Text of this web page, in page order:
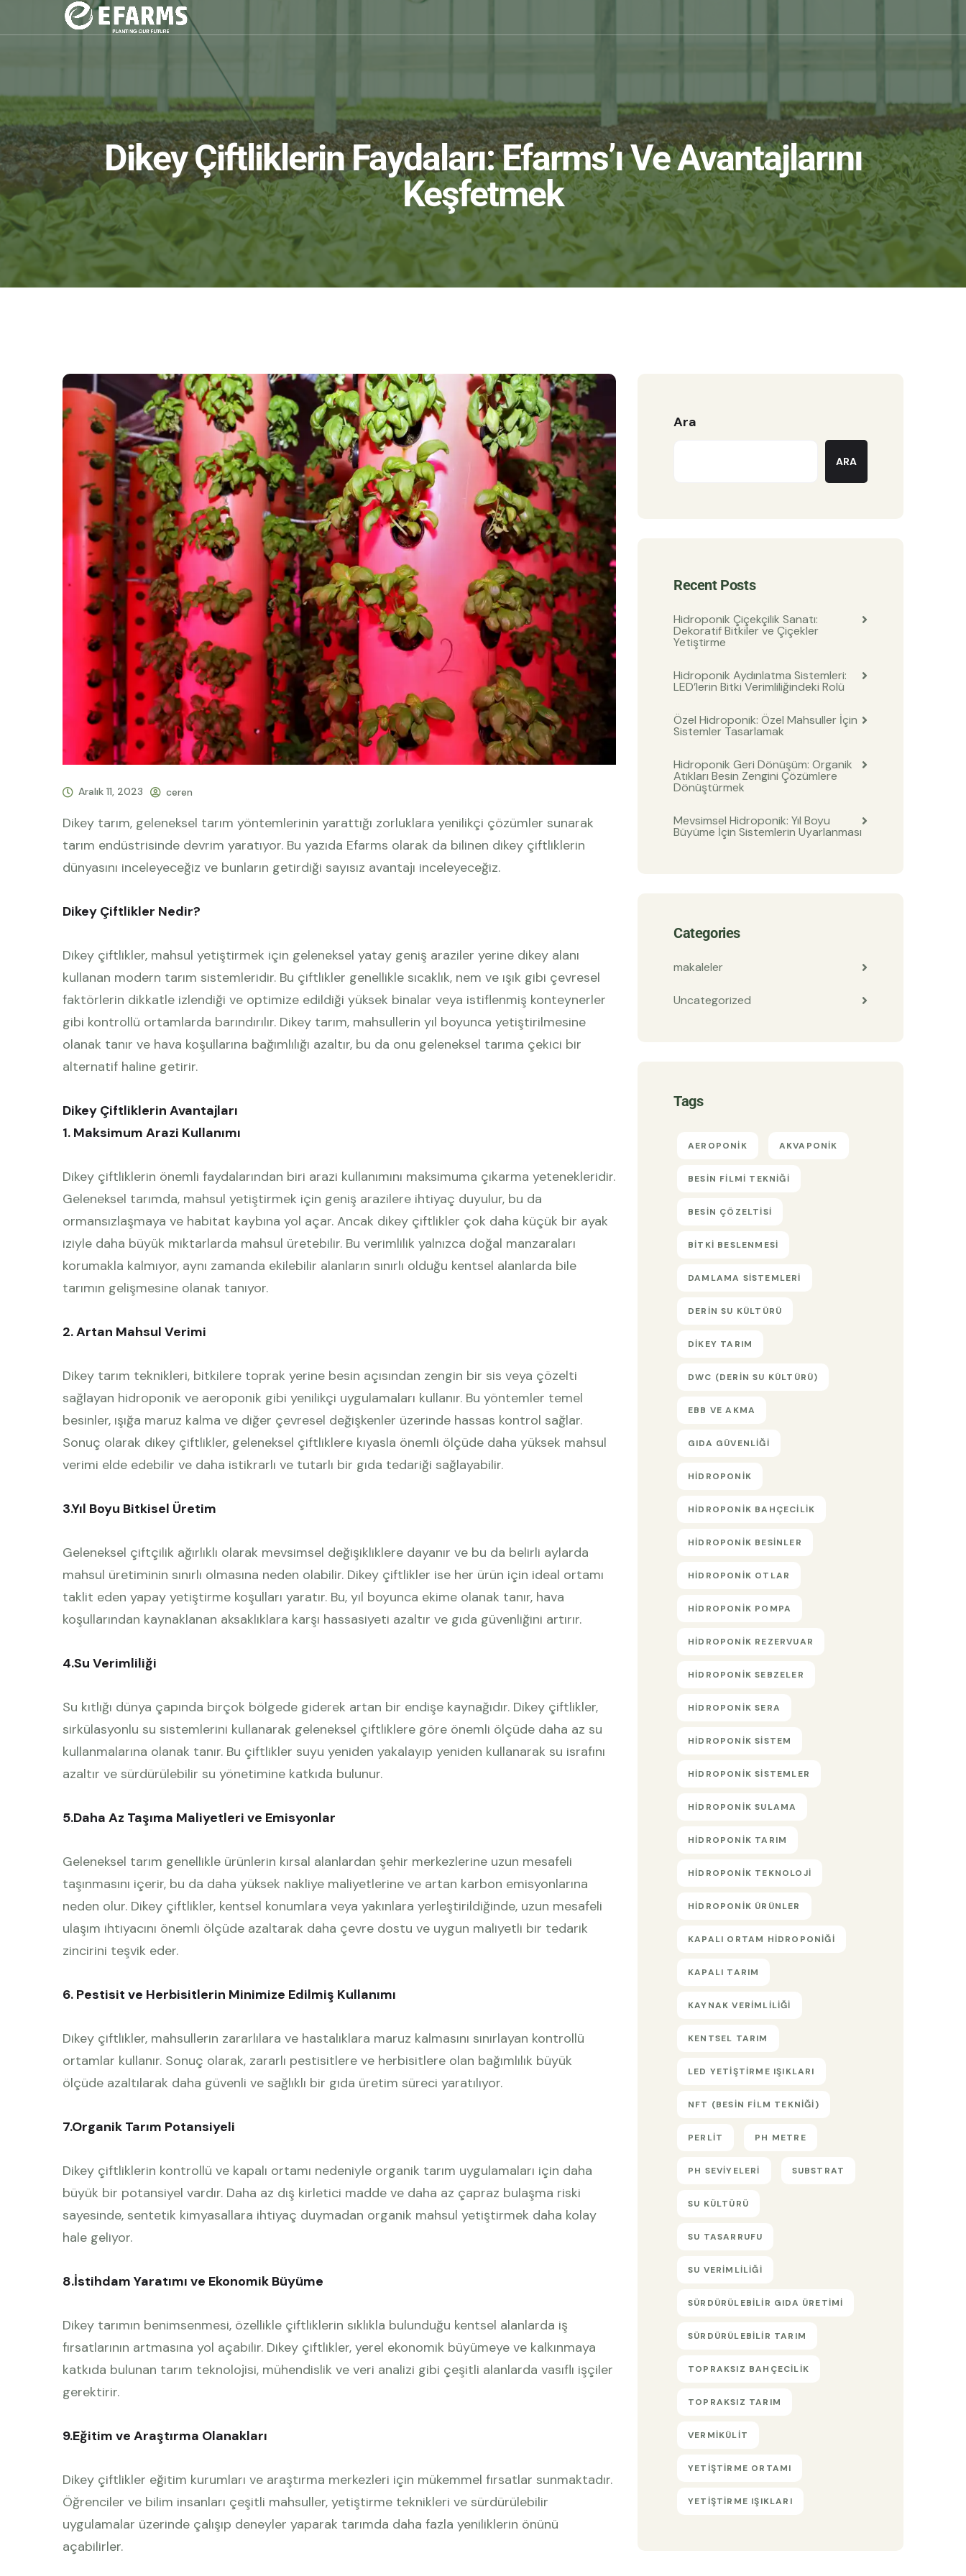
Dikey Çiftliklerin Faydaları: Efarms’ı Ve Avantajlarını
Keşfetmek
Aralık 11, 2023 ceren
Dikey tarım, geleneksel tarım yöntemlerinin yarattığı zorluklara yenilikçi çözümler sunarak
tarım endüstrisinde devrim yaratıyor. Bu yazıda Efarms olarak da bilinen dikey çiftliklerin
dünyasını inceleyeceğiz ve bunların getirdiği sayısız avantajı inceleyeceğiz.
Dikey Çiftlikler Nedir?
Dikey çiftlikler, mahsul yetiştirmek için geleneksel yatay geniş araziler yerine dikey alanı
kullanan modern tarım sistemleridir. Bu çiftlikler genellikle sıcaklık, nem ve ışık gibi çevresel
faktörlerin dikkatle izlendiği ve optimize edildiği yüksek binalar veya istiflenmiş konteynerler
gibi kontrollü ortamlarda barındırılır. Dikey tarım, mahsullerin yıl boyunca yetiştirilmesine
olanak tanır ve hava koşullarına bağımlılığı azaltır, bu da onu geleneksel tarıma çekici bir
alternatif haline getirir.
Dikey Çiftliklerin Avantajları
1. Maksimum Arazi Kullanımı
Dikey çiftliklerin önemli faydalarından biri arazi kullanımını maksimuma çıkarma yetenekleridir.
Geleneksel tarımda, mahsul yetiştirmek için geniş arazilere ihtiyaç duyulur, bu da
ormansızlaşmaya ve habitat kaybına yol açar. Ancak dikey çiftlikler çok daha küçük bir ayak
iziyle daha büyük miktarlarda mahsul üretebilir. Bu verimlilik yalnızca doğal manzaraları
korumakla kalmıyor, aynı zamanda ekilebilir alanların sınırlı olduğu kentsel alanlarda bile
tarımın gelişmesine olanak tanıyor.
2. Artan Mahsul Verimi
Dikey tarım teknikleri, bitkilere toprak yerine besin açısından zengin bir sis veya çözelti
sağlayan hidroponik ve aeroponik gibi yenilikçi uygulamaları kullanır. Bu yöntemler temel
besinler, ışığa maruz kalma ve diğer çevresel değişkenler üzerinde hassas kontrol sağlar.
Sonuç olarak dikey çiftlikler, geleneksel çiftliklere kıyasla önemli ölçüde daha yüksek mahsul
verimi elde edebilir ve daha istikrarlı ve tutarlı bir gıda tedariği sağlayabilir.
3.Yıl Boyu Bitkisel Üretim
Geleneksel çiftçilik ağırlıklı olarak mevsimsel değişikliklere dayanır ve bu da belirli aylarda
mahsul üretiminin sınırlı olmasına neden olabilir. Dikey çiftlikler ise her ürün için ideal ortamı
taklit eden yapay yetiştirme koşulları yaratır. Bu, yıl boyunca ekime olanak tanır, hava
koşullarından kaynaklanan aksaklıklara karşı hassasiyeti azaltır ve gıda güvenliğini artırır.
4.Su Verimliliği
Su kıtlığı dünya çapında birçok bölgede giderek artan bir endişe kaynağıdır. Dikey çiftlikler,
sirkülasyonlu su sistemlerini kullanarak geleneksel çiftliklere göre önemli ölçüde daha az su
kullanmalarına olanak tanır. Bu çiftlikler suyu yeniden yakalayıp yeniden kullanarak su israfını
azaltır ve sürdürülebilir su yönetimine katkıda bulunur.
5.Daha Az Taşıma Maliyetleri ve Emisyonlar
Geleneksel tarım genellikle ürünlerin kırsal alanlardan şehir merkezlerine uzun mesafeli
taşınmasını içerir, bu da daha yüksek nakliye maliyetlerine ve artan karbon emisyonlarına
neden olur. Dikey çiftlikler, kentsel konumlara veya yakınlara yerleştirildiğinde, uzun mesafeli
ulaşım ihtiyacını önemli ölçüde azaltarak daha çevre dostu ve uygun maliyetli bir tedarik
zincirini teşvik eder.
6. Pestisit ve Herbisitlerin Minimize Edilmiş Kullanımı
Dikey çiftlikler, mahsullerin zararlılara ve hastalıklara maruz kalmasını sınırlayan kontrollü
ortamlar kullanır. Sonuç olarak, zararlı pestisitlere ve herbisitlere olan bağımlılık büyük
ölçüde azaltılarak daha güvenli ve sağlıklı bir gıda üretim süreci yaratılıyor.
7.Organik Tarım Potansiyeli
Dikey çiftliklerin kontrollü ve kapalı ortamı nedeniyle organik tarım uygulamaları için daha
büyük bir potansiyel vardır. Daha az dış kirletici madde ve daha az çapraz bulaşma riski
sayesinde, sentetik kimyasallara ihtiyaç duymadan organik mahsul yetiştirmek daha kolay
hale geliyor.
8.İstihdam Yaratımı ve Ekonomik Büyüme
Dikey tarımın benimsenmesi, özellikle çiftliklerin sıklıkla bulunduğu kentsel alanlarda iş
fırsatlarının artmasına yol açabilir. Dikey çiftlikler, yerel ekonomik büyümeye ve kalkınmaya
katkıda bulunan tarım teknolojisi, mühendislik ve veri analizi gibi çeşitli alanlarda vasıflı işçiler
gerektirir.
9.Eğitim ve Araştırma Olanakları
Dikey çiftlikler eğitim kurumları ve araştırma merkezleri için mükemmel fırsatlar sunmaktadır.
Öğrenciler ve bilim insanları çeşitli mahsuller, yetiştirme teknikleri ve sürdürülebilir
uygulamalar üzerinde çalışıp deneyler yaparak tarımda daha fazla yeniliklerin önünü
açabilirler.
Ara
ARA
Recent Posts
Hidroponik Çiçekçilik Sanatı:
Dekoratif Bitkiler ve Çiçekler
Yetiştirme
Hidroponik Aydınlatma Sistemleri:
LED’lerin Bitki Verimliliğindeki Rolü
Özel Hidroponik: Özel Mahsuller İçin
Sistemler Tasarlamak
Hidroponik Geri Dönüşüm: Organik
Atıkları Besin Zengini Çözümlere
Dönüştürmek
Mevsimsel Hidroponik: Yıl Boyu
Büyüme İçin Sistemlerin Uyarlanması
Categories
makaleler
Uncategorized
Tags
AEROPONIK AKVAPONIK
BESIN FILMI TEKNIĞI
BESIN ÇÖZELTISI
BITKI BESLENMESI
DAMLAMA SISTEMLERI
DERIN SU KÜLTÜRÜ
DIKEY TARIM
DWC (DERIN SU KÜLTÜRÜ)
EBB VE AKMA
GIDA GÜVENLIĞI
HIDROPONIK
HIDROPONIK BAHÇECILIK
HIDROPONIK BESINLER
HIDROPONIK OTLAR
HIDROPONIK POMPA
HIDROPONIK REZERVUAR
HIDROPONIK SEBZELER
HIDROPONIK SERA
HIDROPONIK SISTEM
HIDROPONIK SISTEMLER
HIDROPONIK SULAMA
HIDROPONIK TARIM
HIDROPONIK TEKNOLOJI
HIDROPONIK ÜRÜNLER
KAPALI ORTAM HIDROPONIĞI
KAPALI TARIM
KAYNAK VERIMLILIĞI
KENTSEL TARIM
LED YETIŞTIRME IŞIKLARI
NFT (BESIN FILM TEKNIĞI)
PERLIT PH METRE
PH SEVIYELERI SUBSTRAT
SU KÜLTÜRÜ
SU TASARRUFU
SU VERIMLILIĞI
SÜRDÜRÜLEBILIR GIDA ÜRETIMI
SÜRDÜRÜLEBILIR TARIM
TOPRAKSIZ BAHÇECILIK
TOPRAKSIZ TARIM
VERMIKÜLIT
YETIŞTIRME ORTAMI
YETIŞTIRME IŞIKLARI